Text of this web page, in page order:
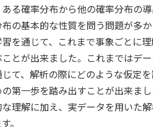
ある確率分布から他の確率分布の
の基本的な性質を問う問題が多
を通じて、これまで事象ごとに
とが出来ました。これまではデ
て、解析の際にどのような仮定
第一歩を踏み出すことが出来まし
理解に加え、実データを用いた
。